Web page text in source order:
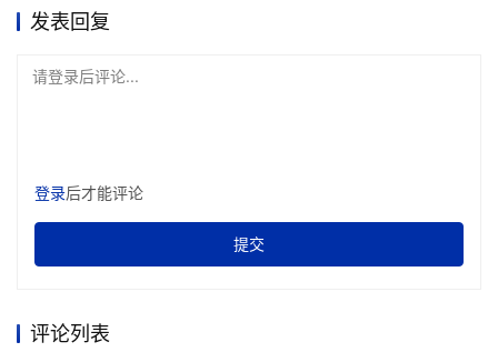
发表回复
请登录后评论...
登录后才能评论
提交
评论列表